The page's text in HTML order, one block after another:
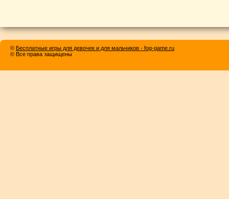
© Бесплатные игры для девочек и для мальчиков - fog-game.ru
© Все права защищены